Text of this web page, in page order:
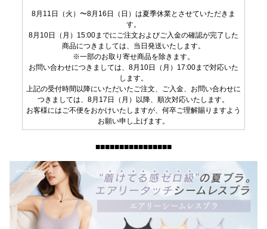
8月11日（火）〜8月16日（日）は夏季休業とさせていただきま
す。
8月10日（月）15:00までにご注文およびご入金の確認が完了した
商品につきましては、当日発送いたします。
※一部のお取り寄せ商品を除きます。
お問い合わせにつきましては、8月10日（月）17:00まで対応いた
します。
上記の受付時間以降にいただいたご注文、ご入金、お問い合わせに
つきましては、8月17日（月）以降、順次対応いたします。
お客様にはご不便をおかけいたしますが、何卒ご理解賜りますよう
お願い申し上げます。
■■■■■■■■■■■■■■■■